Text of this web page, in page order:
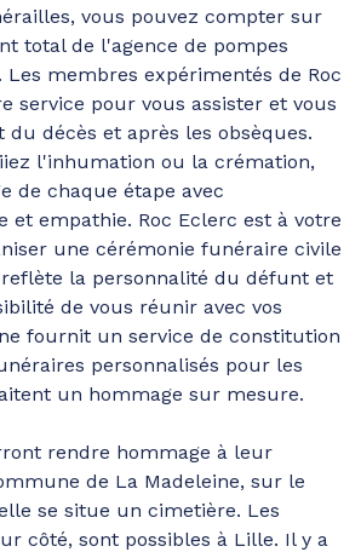
vous pouvez compter sur
total de l'agence de pompes
membres expérimentés de Roc
service pour vous assister et vous
du décès et après les obsèques.
l'inhumation ou la crémation,
de chaque étape avec
et empathie. Roc Eclerc est à votre
une cérémonie funéraire civile
la personnalité du défunt et
de vous réunir avec vos
fournit un service de constitution
personnalisés pour les
un hommage sur mesure.
rendre hommage à leur
de La Madeleine, sur le
se situe un cimetière. Les
côté, sont possibles à Lille. Il y a